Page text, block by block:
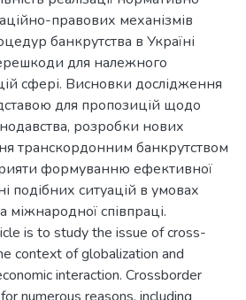
правових механізмів
банкрутства в Україні
для належного
сфері. Висновки дослідження
для пропозицій щодо
розробки нових
транскордонним банкрутством
формуванню ефективної
подібних ситуацій в умовах
міжнародної співпраці.
is to study the issue of cross-
context of globalization and
interaction. Crossborder